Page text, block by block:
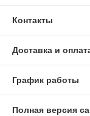
Контакты
Доставка и
График работы
Полная версия